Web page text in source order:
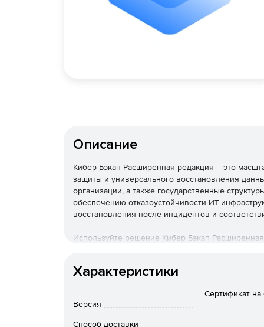
Описание
Кибер Бэкап Расширенная редакция – это
защиты и универсального восстановления
организации, а также государственные
обеспечению отказоустойчивости ИТ-
восстановления после инцидентов и
Используйте решение Кибер Бэкап
Программное обеспечение
поставляется!
Характеристики
Версия
Сертификат
Способ доставки